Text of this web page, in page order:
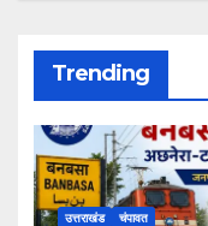
Trending
उत्तराखंड चंपावत